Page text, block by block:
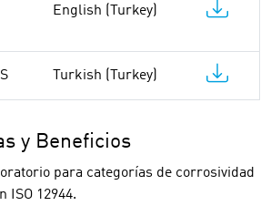
English (Turkey)
Turkish (Turkey)
y Beneficios
para categorías de corrosividad
ISO 12944.